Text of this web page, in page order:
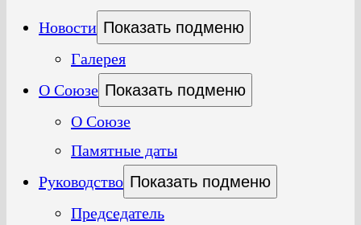
Новости Показать подменю
Галерея
О Союзе Показать подменю
О Союзе
Памятные даты
Руководство Показать подменю
Председатель